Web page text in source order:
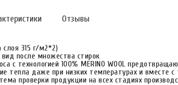
Отзывы
слоя 315 г/м2*2)
после множества стирок
с технологией 100% MERINO WOOL
тепла даже при низких температурах и вместе
проверки продукции на всех стадиях